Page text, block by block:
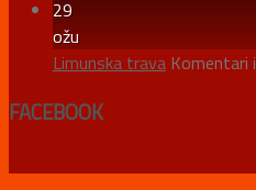
29
ožu
Limunska trava Komentari
FACEBOOK